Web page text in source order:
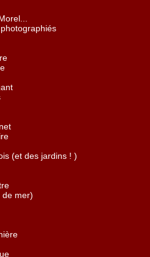
(et des jardins ! )
de mer)